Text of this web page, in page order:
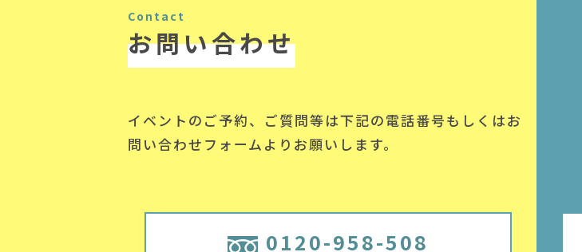
Contact
お問い合わせ
イベントのご予約、ご質問等は下記の電話番号もしくはお
問い合わせフォームよりお願いします。
0120-958-508